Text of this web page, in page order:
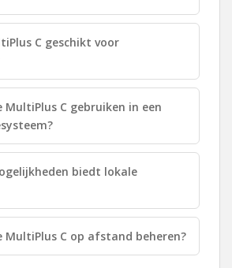
C geschikt voor
MultiPlus C gebruiken in een
biedt lokale
MultiPlus C op afstand beheren?